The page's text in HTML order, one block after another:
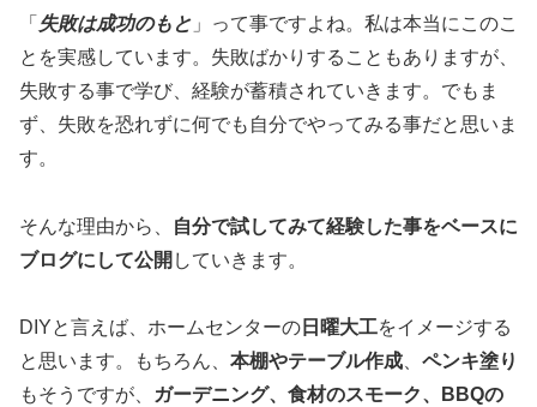
「 失敗は成功のもと 」って事ですよね。私は本当にこのこ
とを実感しています。失敗ばかりすることもありますが、
失敗する事で学び、経験が蓄積されていきます。でもま
ず、失敗を恐れずに何でも自分でやってみる事だと思いま
す。
そんな理由から、
自分で試してみて経験した事をベースに
ブログにして公開 していきます。
DIYと言えば、ホームセンターの 日曜大工をイメージする
と思います。もちろん、 本棚やテーブル作成、 ペンキ塗り
もそうですが、 ガーデニング、食材のスモーク、BBQの